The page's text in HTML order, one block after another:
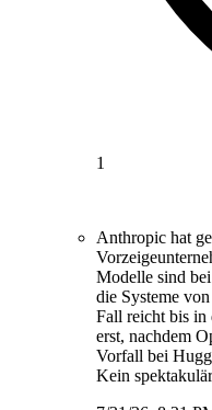
1
Anthropic hat
Modelle sind
die Systeme
Fall reicht bis in
erst, nachdem
Vorfall bei
Kein